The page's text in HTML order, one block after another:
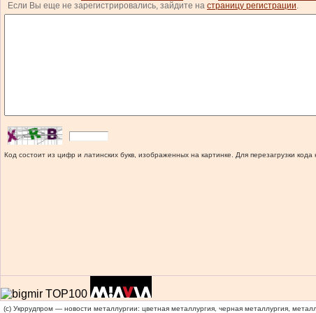
Если Вы еще не зарегистрировались, зайдите на страницу регистрации.
Код состоит из цифр и латинских букв, изображенных на картинке. Для перезагрузки кода
(c) Укррудпром — новости металлургии: цветная металлургия, черная металлургия,